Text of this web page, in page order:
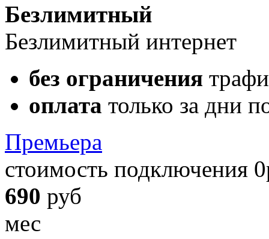
Безлимитный
Безлимитный интернет
без ограничения
оплата только за дни
Премьера
стоимость подключения
690 руб
мес